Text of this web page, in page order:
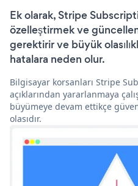
Ek olarak, Stripe
özelleştirmek ve
gerektirir ve büyük
hatalara neden olur.
Bilgisayar korsanları Stripe
açıklarından yararlanmaya
büyümeye devam ettikçe
olasıdır.